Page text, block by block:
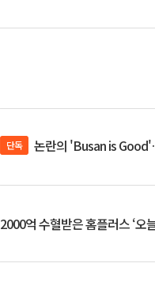
단독 논란의 'Busan is
2000억 수혈받은 홈플러스 ‘오